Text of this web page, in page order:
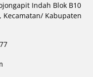
Indah Blok B10
Kecamatan/ Kabupaten